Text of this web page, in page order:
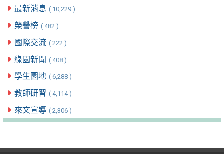
最新消息 ( 10,229 )
榮譽榜 ( 482 )
國際交流 ( 222 )
綠園新聞 ( 408 )
學生園地 ( 6,288 )
教師研習 ( 4,114 )
來文宣導 ( 2,306 )